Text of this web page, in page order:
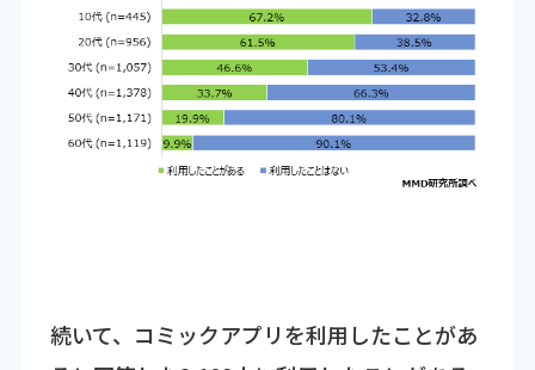
続いて、コミックアプリを利用したことがあ